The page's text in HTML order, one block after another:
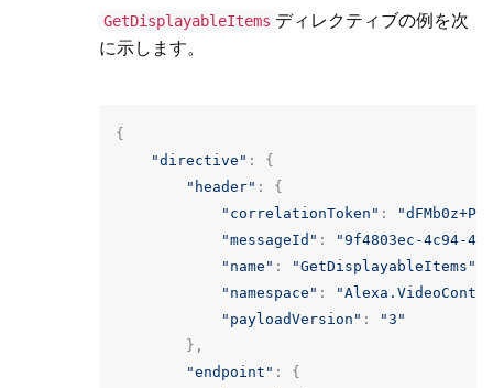
GetDisplayableItems ディレクティブの例を次
に示します。
{
"directive" :
{
"header" :
{
"correlationToken" :
"messageId" :
"9f4803ec-4c94-
"name" : "GetDisplayableItems"
"namespace" :
"payloadVersion" :
"3"
},
"endpoint" :
{